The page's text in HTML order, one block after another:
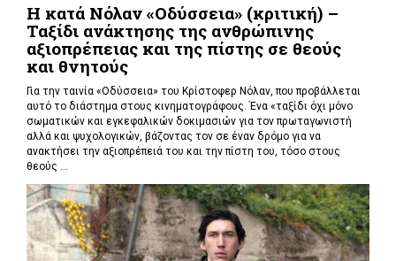
Η κατά Νόλαν «Οδύσσεια» (κριτική) –
Ταξίδι ανάκτησης της ανθρώπινης
αξιοπρέπειας και της πίστης σε θεούς
και θνητούς
Για την ταινία «Οδύσσεια» του Κρίστοφερ Νόλαν,που προβάλλεται
αυτό το διάστημα στους κινηματογράφους. Ένα «ταξίδι όχι μόνο
σωματικών και εγκεφαλικών δοκιμασιών για τον πρωταγωνιστή
αλλά και ψυχολογικών, βάζοντας τον σε έναν δρόμο για να
ανακτήσει την αξιοπρέπειά του και την πίστη του, τόσο στους
θεούς ...